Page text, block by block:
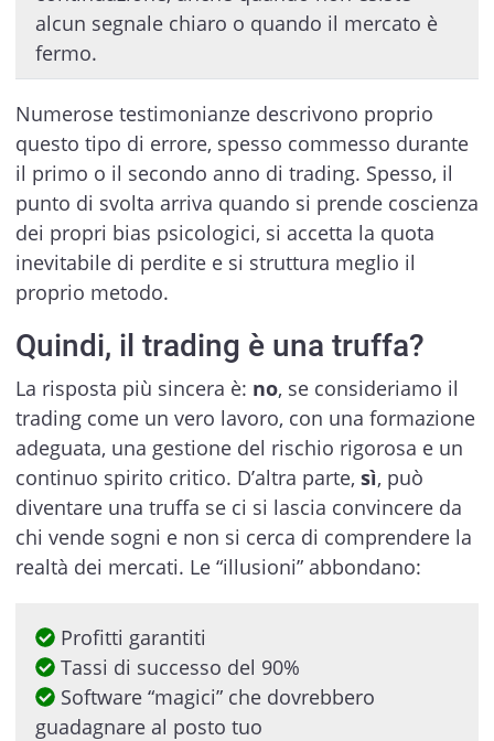
alcun segnale chiaro o quando il mercato è
fermo.
Numerose testimonianze descrivono proprio
questo tipo di errore, spesso commesso durante
il primo o il secondo anno di trading. Spesso, il
punto di svolta arriva quando si prende coscienza
dei propri bias psicologici, si accetta la quota
inevitabile di perdite e si struttura meglio il
proprio metodo.
Quindi, il trading è una truffa?
La risposta più sincera è: no, se consideriamo il
trading come un vero lavoro, con una formazione
adeguata, una gestione del rischio rigorosa e un
continuo spirito critico. D’altra parte, sì, può
diventare una truffa se ci si lascia convincere da
chi vende sogni e non si cerca di comprendere la
realtà dei mercati. Le “illusioni” abbondano:
Profitti garantiti
Tassi di successo del 90%
Software “magici” che dovrebbero
guadagnare al posto tuo